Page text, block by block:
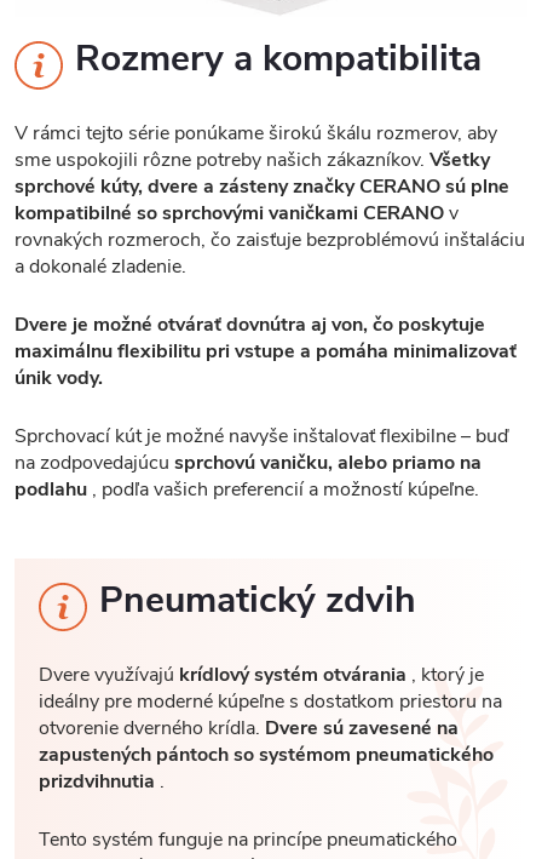
Rozmery a kompatibilita
V rámci tejto série ponúkame širokú škálu rozmerov, aby
sme uspokojili rôzne potreby našich zákazníkov. Všetky
sprchové kúty, dvere a zásteny značky CERANO sú plne
kompatibilné so sprchovými vaničkami CERANOv
rovnakých rozmeroch, čo zaisťuje bezproblémovú inštaláciu
a dokonalé zladenie.
Dvere je možné otvárať dovnútra aj von, čo poskytuje
maximálnu flexibilitu pri vstupe a pomáha minimalizovať
únik vody.
Sprchovací kút je možné navyše inštalovať flexibilne – buď
na zodpovedajúcu sprchovú vaničku, alebo priamo na
podlahu , podľa vašich preferencií a možností kúpeľne.
Pneumatický zdvih
Dvere využívajú krídlový systém otvárania , ktorý je
ideálny pre moderné kúpeľne s dostatkom priestoru na
otvorenie dverného krídla. Dvere sú zavesené na
zapustených pántoch so systémom pneumatického
prizdvihnutia .
Tento systém funguje na princípe pneumatického